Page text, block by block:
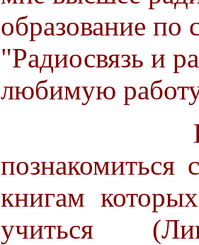
образование по
"Радиосвязь и
любимую
В
познакомиться
книгам
учиться